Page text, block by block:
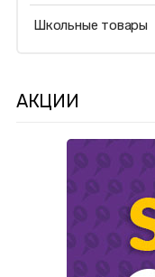
Школьные товары
АКЦИИ